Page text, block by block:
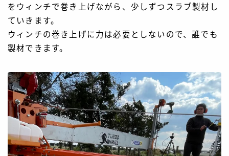
をウィンチで巻き上げながら、少しずつスラブ製材し
ていきます。
ウィンチの巻き上げに力は必要としないので、誰でも
製材できます。